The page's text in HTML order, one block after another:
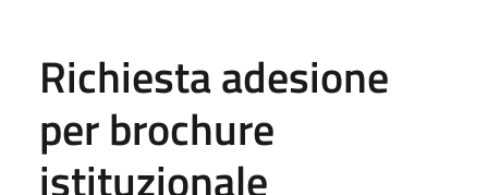
Richiesta adesione
per brochure
istituzionale